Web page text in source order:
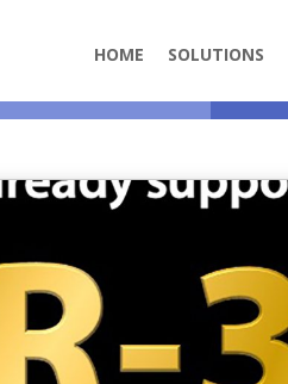
HOME SOLUTIONS